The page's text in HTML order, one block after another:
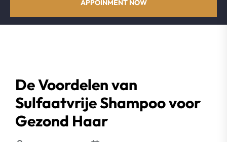
APPOINMENT NOW
De Voordelen van
Sulfaatvrije Shampoo voor
Gezond Haar